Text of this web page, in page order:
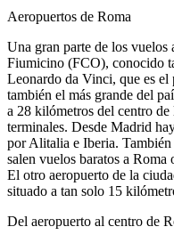
Aeropuertos de Roma
Una gran parte de los vuelos
Fiumicino (FCO), conocido
Leonardo da Vinci, que es
también el más grande del
a 28 kilómetros del centro
terminales. Desde Madrid
por Alitalia e Iberia. También
salen vuelos baratos a
El otro aeropuerto de la
situado a tan solo 15
Del aeropuerto al centro de